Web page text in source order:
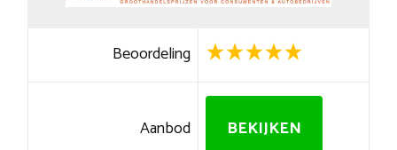
Beoordeling
Aanbod BEKIJKEN